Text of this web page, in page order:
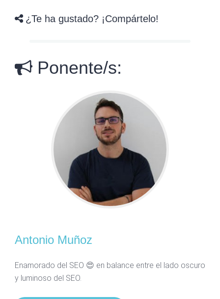
¿Te ha gustado? ¡Compártelo!
Ponente/s:
Antonio Muñoz
Enamorado del SEO 😍 en balance entre el lado oscuro
y luminoso del SEO.